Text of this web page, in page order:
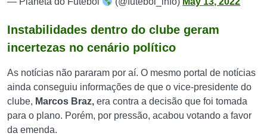
Instabilidades dentro do clube geram
incertezas no cenário político
As notícias não pararam por aí. O mesmo portal de notícias
ainda conseguiu informações de que o vice-presidente do
clube, Marcos Braz, era contra a decisão que foi tomada
para o plano. Porém, por pressão, acabou votando a favor
da emenda.